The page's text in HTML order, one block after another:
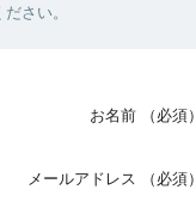
さい。
お名前 （必須）
メールアドレス （必須）